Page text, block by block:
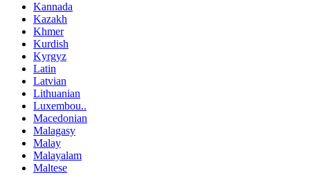
Kannada
Kazakh
Khmer
Kurdish
Kyrgyz
Latin
Latvian
Lithuanian
Luxembou..
Macedonian
Malagasy
Malay
Malayalam
Maltese